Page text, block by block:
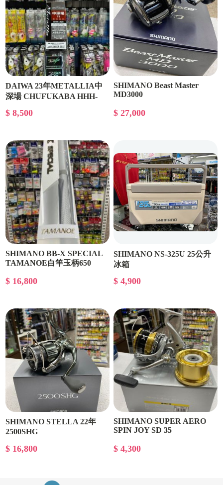
DAIWA 23年METALLIA中
深場 CHUFUKABA HHH-
$ 8,500
SHIMANO Beast Master
MD3000
$ 27,000
SHIMANO BB-X SPECIAL
TAMANOE白竿玉柄650
$ 16,800
SHIMANO NS-325U 25公升
冰箱
$ 4,900
SHIMANO STELLA 22年
2500SHG
$ 16,800
SHIMANO SUPER AERO
SPIN JOY SD 35
$ 4,300